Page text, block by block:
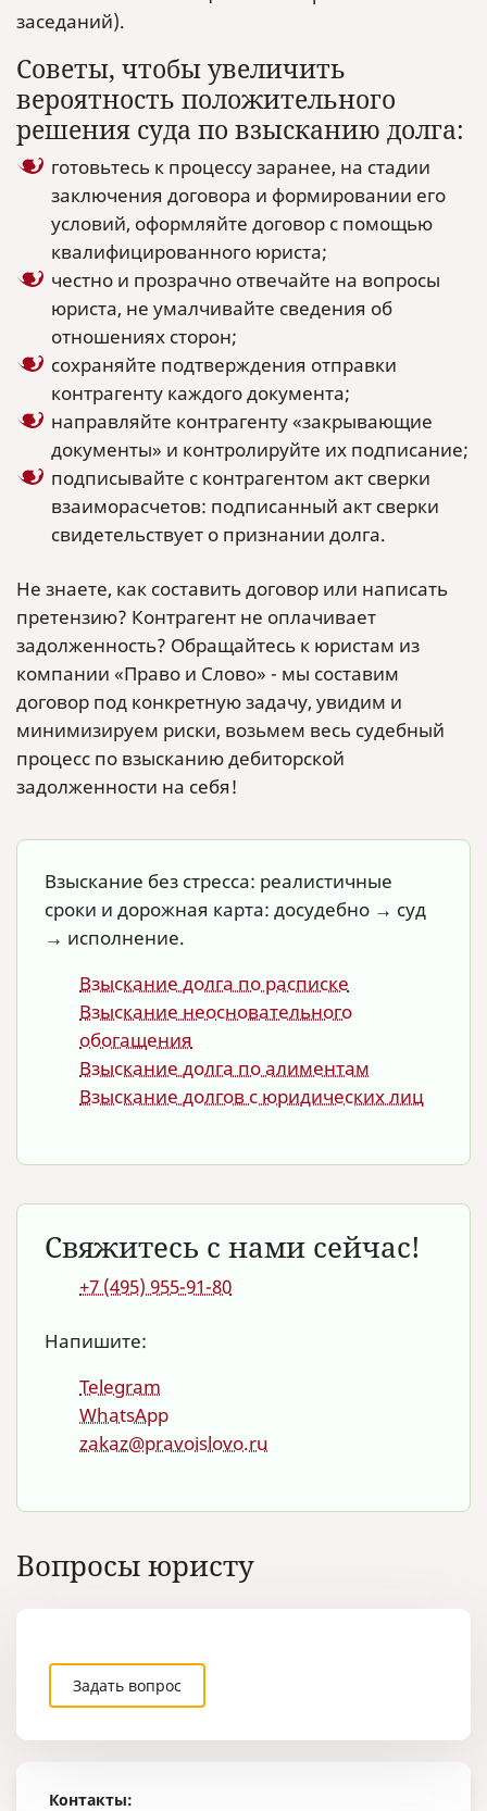
Контакты:
заседаний).
Советы, чтобы увеличить
вероятность положительного
решения суда по взысканию долга:
готовьтесь к процессу заранее, на стадии
заключения договора и формировании его
условий, оформляйте договор с помощью
квалифицированного юриста;
честно и прозрачно отвечайте на вопросы
юриста, не умалчивайте сведения об
отношениях сторон;
сохраняйте подтверждения отправки
контрагенту каждого документа;
направляйте контрагенту «закрывающие
документы» и контролируйте их подписание;
подписывайте с контрагентом акт сверки
взаиморасчетов: подписанный акт сверки
свидетельствует о признании долга.
Не знаете, как составить договор или написать
претензию? Контрагент не оплачивает
задолженность? Обращайтесь к юристам из
компании «Право и Слово» - мы составим
договор под конкретную задачу, увидим и
минимизируем риски, возьмем весь судебный
процесс по взысканию дебиторской
задолженности на себя!
Взыскание без стресса: реалистичные
сроки и дорожная карта: досудебно → суд
→ исполнение.
Взыскание долга по расписке
Взыскание неосновательного
обогащения
Взыскание долга по алиментам
Взыскание долгов с юридических лиц
Свяжитесь с нами сейчас!
+7 (495) 955-91-80
Напишите:
Telegram
WhatsApp
zakaz@pravoislovo.ru
Вопросы юристу
Задать вопрос